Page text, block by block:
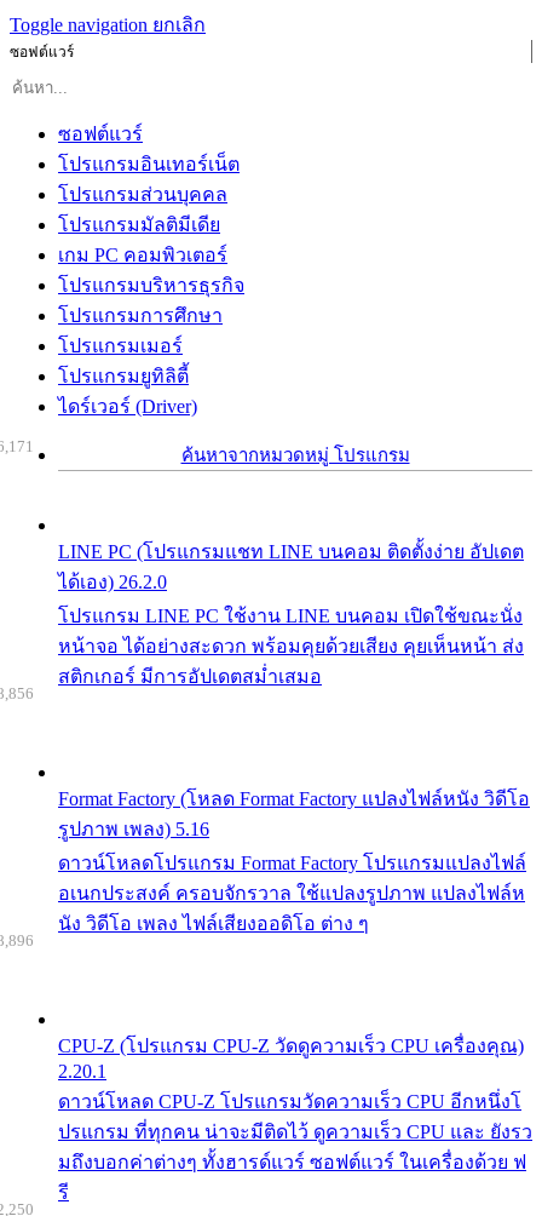
Toggle navigation ยกเลิก
ซอฟต์แวร์
ซอฟต์แวร์
โปรแกรมอินเทอร์เน็ต
โปรแกรมส่วนบุคคล
โปรแกรมมัลติมีเดีย
เกม PC คอมพิวเตอร์
โปรแกรมบริหารธุรกิจ
โปรแกรมการศึกษา
โปรแกรมเมอร์
โปรแกรมยูทิลิตี้
ไดร์เวอร์ (Driver)
ค้นหาจากหมวดหมู่ โปรแกรม
LINE PC (โปรแกรมแชท LINE บนคอม ติดตั้งง่าย อัปเดต
ได้เอง) 26.2.0
โปรแกรม LINE PC ใช้งาน LINE บนคอม เปิดใช้ขณะนั่ง
หน้าจอ ได้อย่างสะดวก พร้อมคุยด้วยเสียง คุยเห็นหน้า ส่ง
สติกเกอร์ มีการอัปเดตสม่ำเสมอ
Format Factory (โหลด Format Factory แปลงไฟล์หนัง วิดีโอ
รูปภาพ เพลง) 5.16
ดาวน์โหลดโปรแกรม Format Factory โปรแกรมแปลงไฟล์
อเนกประสงค์ ครอบจักรวาล ใช้แปลงรูปภาพ แปลงไฟล์ห
นัง วิดีโอ เพลง ไฟล์เสียงออดิโอ ต่าง ๆ
CPU-Z (โปรแกรม CPU-Z วัดดูความเร็ว CPU เครื่องคุณ)
2.20.1
ดาวน์โหลด CPU-Z โปรแกรมวัดความเร็ว CPU อีกหนึ่งโ
ปรแกรม ที่ทุกคน น่าจะมีติดไว้ ดูความเร็ว CPU และ ยังรว
มถึงบอกค่าต่างๆ ทั้งฮารด์แวร์ ซอฟต์แวร์ ในเครื่องด้วย ฟ
รี